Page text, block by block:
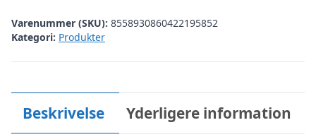
Varenummer (SKU): 8558930860422195852
Kategori: Produkter
Beskrivelse Yderligere information